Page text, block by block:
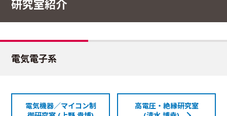
研究室紹介
電気電子系
電気機器／マイコン制
高電圧・絶縁研究室